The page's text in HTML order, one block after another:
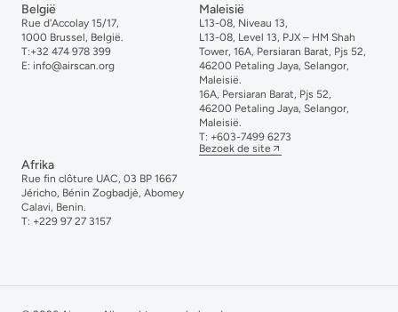
België
Rue d'Accolay 15/17,
1000 Brussel, België.
T:+32 474 978 399
E: info@airscan.org
Maleisië
L13-08, Niveau 13,
L13-08, Level 13, PJX – HM Shah
Tower, 16A, Persiaran Barat, Pjs 52,
46200 Petaling Jaya, Selangor,
Maleisië.
16A, Persiaran Barat, Pjs 52,
46200 Petaling Jaya, Selangor,
Maleisië.
T: +603-7499 6273
Bezoek de site
Afrika
Rue fin clôture UAC, 03 BP 1667
Jéricho, Bénin Zogbadjè, Abomey
Calavi, Benin.
T: +229 97 27 3157